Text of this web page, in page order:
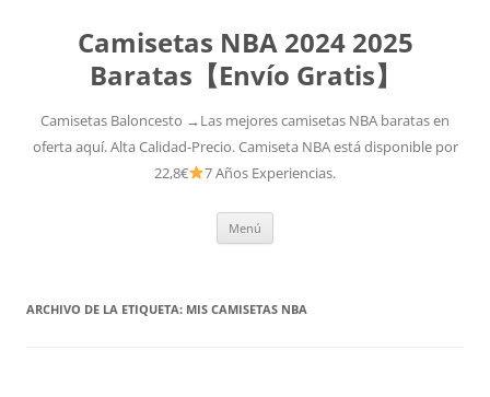
Camisetas NBA 2024 2025
Baratas【Envío Gratis】
Camisetas Baloncesto →Las mejores camisetas NBA baratas en
oferta aquí. Alta Calidad-Precio. Camiseta NBA está disponible por
22,8€
7 Años Experiencias.
Menú
ARCHIVO DE LA ETIQUETA: MIS CAMISETAS NBA